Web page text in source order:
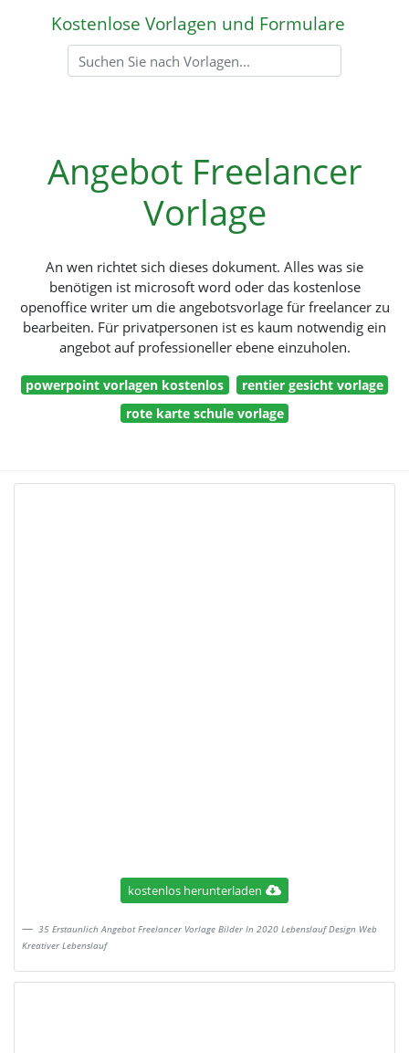
Kostenlose Vorlagen und Formulare
Angebot Freelancer
Vorlage
An wen richtet sich dieses dokument. Alles was sie
benötigen ist microsoft word oder das kostenlose
openoffice writer um die angebotsvorlage für freelancer zu
bearbeiten. Für privatpersonen ist es kaum notwendig ein
angebot auf professioneller ebene einzuholen.
powerpoint vorlagen kostenlos
rentier gesicht vorlage
rote karte schule vorlage
kostenlos herunterladen
35 Erstaunlich Angebot Freelancer Vorlage Bilder In 2020 Lebenslauf Design Web
Kreativer Lebenslauf